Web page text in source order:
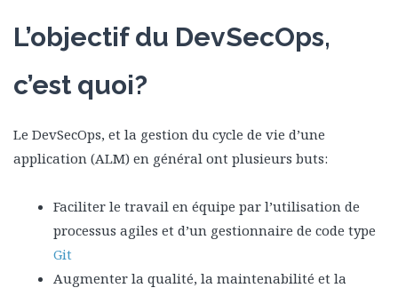
L’objectif du DevSecOps,
c’est quoi?
Le DevSecOps, et la gestion du cycle de vie d’une
application (ALM) en général ont plusieurs buts:
Faciliter le travail en équipe par l’utilisation de
processus agiles et d’un gestionnaire de code type
Git
Augmenter la qualité, la maintenabilité et la